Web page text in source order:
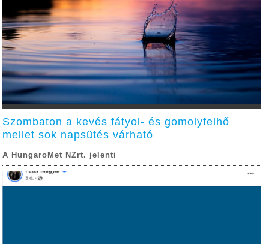
Szombaton a kevés fátyol- és gomolyfelhő
mellet sok napsütés várható
A HungaroMet NZrt. jelenti